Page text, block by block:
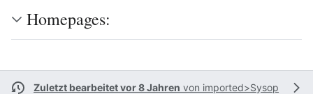
Homepages:
Zuletzt bearbeitet vor 8 Jahren von imported>Sysop